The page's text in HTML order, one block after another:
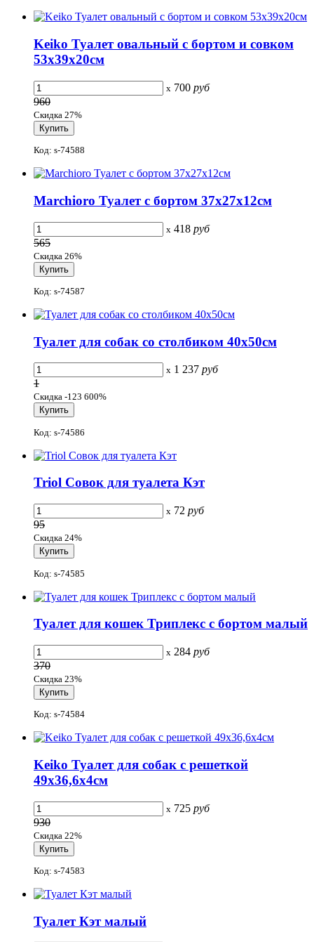
Keiko Туалет овальный с бортом и совком
53x39x20см
x 700 руб
960
Скидка 27%
Код: s-74588
Marchioro Туалет с бортом 37x27x12см
x 418 руб
565
Скидка 26%
Код: s-74587
Туалет для собак со столбиком 40x50см
x 1 237 руб
1
Скидка -123 600%
Код: s-74586
Triol Совок для туалета Кэт
x 72 руб
95
Скидка 24%
Код: s-74585
Туалет для кошек Триплекс с бортом малый
x 284 руб
370
Скидка 23%
Код: s-74584
Keiko Туалет для собак с решеткой
49x36,6x4см
x 725 руб
930
Скидка 22%
Код: s-74583
Туалет Кэт малый